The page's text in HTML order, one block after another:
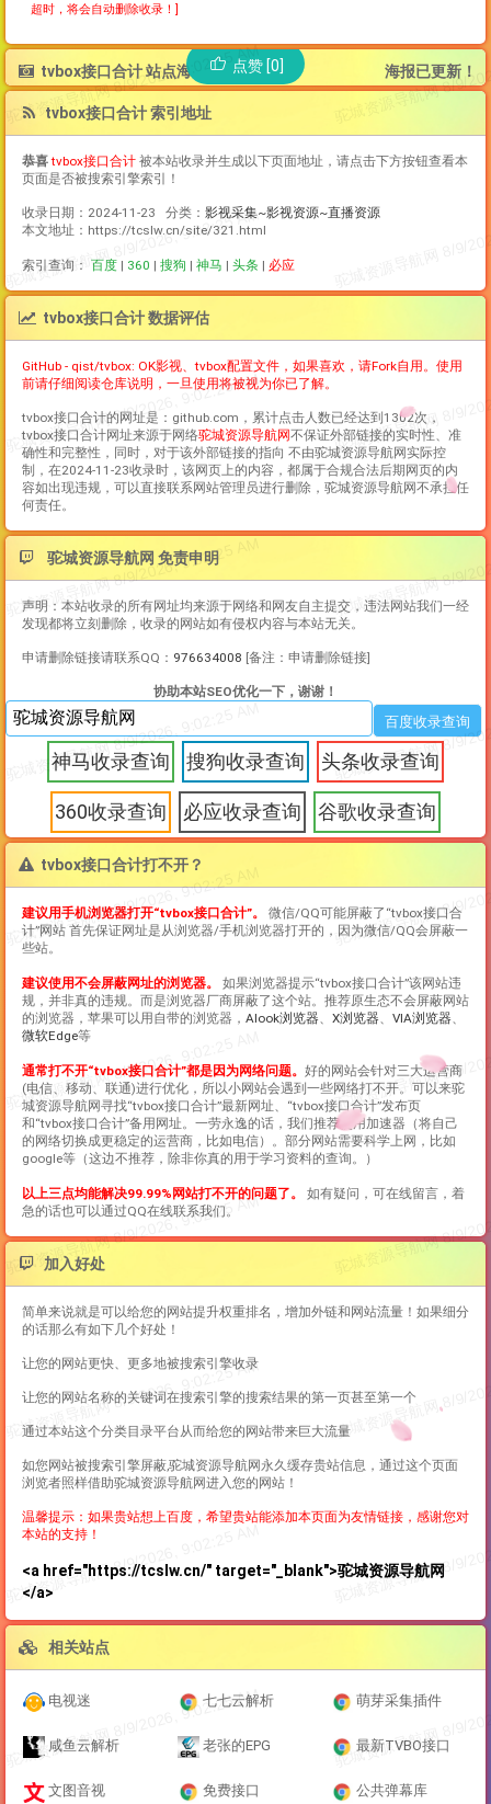
超时，将会自动删除收录！]
tvbox接口合计 站点海报 海报已更新！
点赞 [0]
tvbox接口合计 索引地址
恭喜tvbox接口合计 被本站收录并生成以下页面地址，请点击下方按钮查看本
页面是否被搜索引擎索引！
收录日期：2024-11-23 分类： 影视采集~影视资源~直播资源
本文地址：https://tcslw.cn/site/321.html
索引查询： 百度 | 360 | 搜狗 | 神马 | 头条 | 必应
tvbox接口合计 数据评估
GitHub - qist/tvbox: OK影视、tvbox配置文件，如果喜欢，请Fork自用。使用
前请仔细阅读仓库说明，一旦使用将被视为你已了解。
tvbox接口合计的网址是：github.com，累计点击人数已经达到1302次，
tvbox接口合计网址来源于网络驼城资源导航网不保证外部链接的实时性、准
确性和完整性，同时，对于该外部链接的指向 不由驼城资源导航网实际控
制，在2024-11-23收录时，该网页上的内容，都属于合规合法后期网页的内
容如出现违规，可以直接联系网站管理员进行删除，驼城资源导航网不承担任
何责任。
驼城资源导航网 免责申明
声明：本站收录的所有网址均来源于网络和网友自主提交，违法网站我们一经
发现都将立刻删除，收录的网站如有侵权内容与本站无关。
申请删除链接请联系QQ： 976634008 [备注：申请删除链接]
协助本站SEO优化一下，谢谢！
神马收录查询 搜狗收录查询 头条收录查询
360收录查询 必应收录查询 谷歌收录查询
tvbox接口合计打不开？
建议用手机浏览器打开“tvbox接口合计”。 微信/QQ可能屏蔽了“tvbox接口合
计”网站 首先保证网址是从浏览器/手机浏览器打开的，因为微信/QQ会屏蔽一
些站。
建议使用不会屏蔽网址的浏览器。 如果浏览器提示“tvbox接口合计”该网站违
规，并非真的违规。而是浏览器厂商屏蔽了这个站。推荐原生态不会屏蔽网站
的浏览器，苹果可以用自带的浏览器， Alook浏览器、 X浏览器、 VIA浏览器、
微软Edge等
通常打不开“tvbox接口合计”都是因为网络问题。 好的网站会针对三大运营商
(电信、移动、联通)进行优化，所以小网站会遇到一些网络打不开。可以来驼
城资源导航网寻找“tvbox接口合计”最新网址、“tvbox接口合计”发布页
和“tvbox接口合计”备用网址。一劳永逸的话，我们推荐使用加速器（将自己
的网络切换成更稳定的运营商，比如电信）。部分网站需要科学上网，比如
google等（这边不推荐，除非你真的用于学习资料的查询。）
以上三点均能解决99.99%网站打不开的问题了。
如有疑问，可在线留言，着
急的话也可以通过QQ在线联系我们。
加入好处
简单来说就是可以给您的网站提升权重排名，增加外链和网站流量！如果细分
的话那么有如下几个好处！
让您的网站更快、更多地被搜索引擎收录
让您的网站名称的关键词在搜索引擎的搜索结果的第一页甚至第一个
通过本站这个分类目录平台从而给您的网站带来巨大流量
如您网站被搜索引擎屏蔽,驼城资源导航网永久缓存贵站信息，通过这个页面
浏览者照样借助驼城资源导航网进入您的网站！
温馨提示：如果贵站想上百度，希望贵站能添加本页面为友情链接，感谢您对
本站的支持！
<a href="https://tcslw.cn/" target="_blank">驼城资源导航网
</a>
相关站点
电视迷 七七云解析 萌芽采集插件
咸鱼云解析 老张的EPG 最新TVBO接口
文图音视 免费接口 公共弹幕库